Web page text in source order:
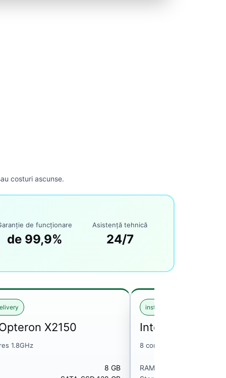
costuri ascunse.
de funcționare
de 99,9%
Asistență tehnică
24/7
X2150
1.8GHz
8 GB
instant delivery
Intel Atom
8 core 2.4 GHz
RAM